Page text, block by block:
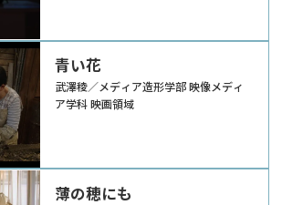
青い花
武澤稜／メディア造形学部 映像メディ
ア学科 映画領域
薄の穂にも